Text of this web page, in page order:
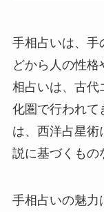
手相占いは、手
どから人の性
相占いは、古代
化圏で行われて
は、西洋占星術
説に基づくもの
手相占いの魅力